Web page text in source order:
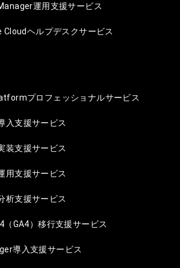
運用支援サービス
ヘルプデスクサービス
プロフェッショナルサービス
入支援サービス
装支援サービス
用支援サービス
析支援サービス
GA4）移行支援サービス
導入支援サービス